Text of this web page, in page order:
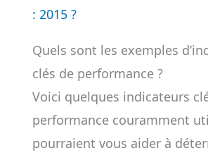
: 2015 ?
Quels sont les exemples
clés de performance ?
Voici quelques indicateurs
performance couramment
pourraient vous aider à